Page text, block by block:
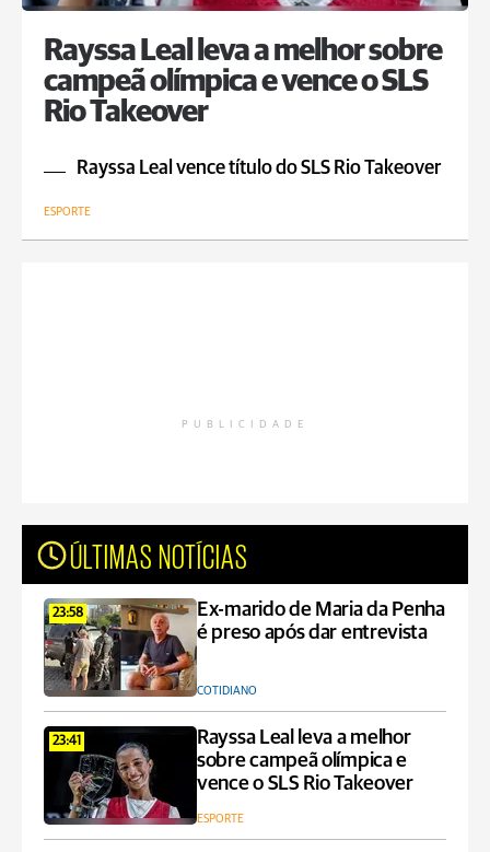
Rayssa Leal leva a melhor sobre
campeã olímpica e vence o SLS
Rio Takeover
Rayssa Leal vence título do SLS Rio Takeover
ESPORTE
PUBLICIDADE
ÚLTIMAS NOTÍCIAS
23:58
Ex-marido de Maria da Penha
é preso após dar entrevista
COTIDIANO
23:41
Rayssa Leal leva a melhor
sobre campeã olímpica e
vence o SLS Rio Takeover
ESPORTE